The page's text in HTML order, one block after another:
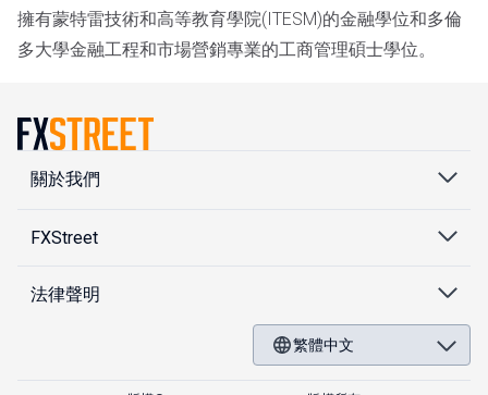
擁有蒙特雷技術和高等教育學院(ITESM)的金融學位和多倫
多大學金融工程和市場營銷專業的工商管理碩士學位。
關於我們
FXStreet
法律聲明
繁體中文